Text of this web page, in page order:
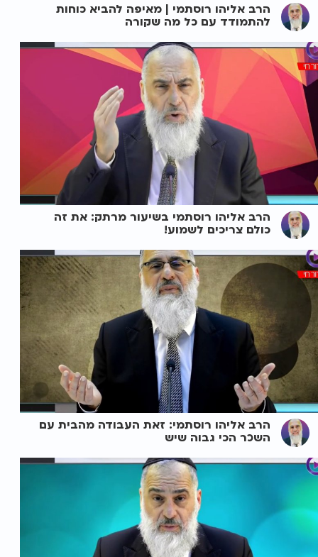
הרב אליהו רוסתמי | מאיפה להביא כוחות
להתמודד עם כל מה שקורה
הרב אליהו רוסתמי בשיעור מרתק: את זה
כולם צריכים לשמוע!
הרב אליהו רוסתמי: זאת העבודה מהבית עם
השכר הכי גבוה שיש